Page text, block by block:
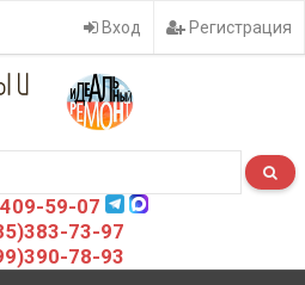
Вход Регистрация
59-07
73-97
78-93